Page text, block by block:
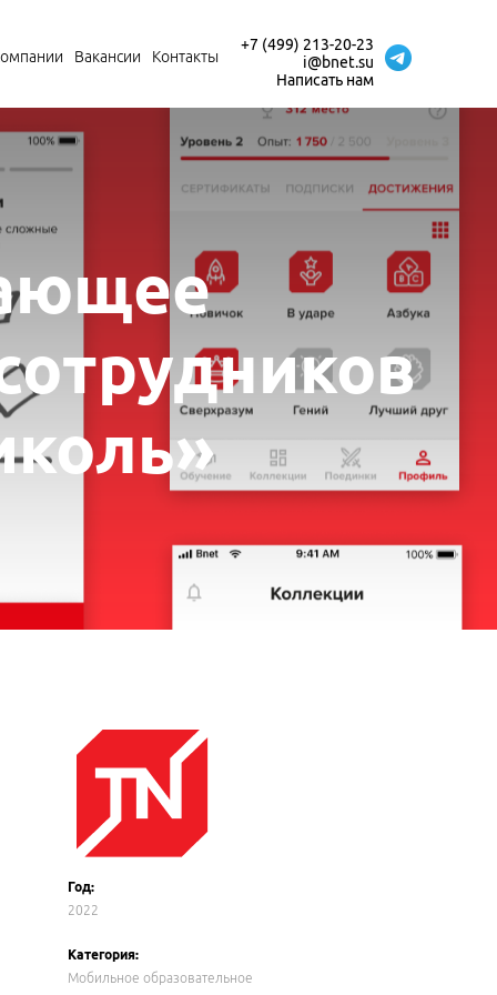
Вакансии Контакты
+7 (499) 213-20-23
i@bnet.su
Написать нам
Год:
2022
Категория:
Мобильное образовательное